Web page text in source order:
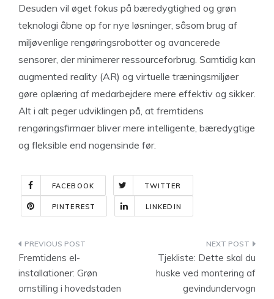
Desuden vil øget fokus på bæredygtighed og grøn
teknologi åbne op for nye løsninger, såsom brug af
miljøvenlige rengøringsrobotter og avancerede
sensorer, der minimerer ressourceforbrug. Samtidig kan
augmented reality (AR) og virtuelle træningsmiljøer
gøre oplæring af medarbejdere mere effektiv og sikker.
Alt i alt peger udviklingen på, at fremtidens
rengøringsfirmaer bliver mere intelligente, bæredygtige
og fleksible end nogensinde før.
FACEBOOK TWITTER
PINTEREST LINKEDIN
Indlægsnavigation
Fremtidens el-
installationer: Grøn
omstilling i hovedstaden
Tjekliste: Dette skal du
huske ved montering af
gevindundervogn